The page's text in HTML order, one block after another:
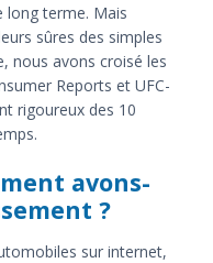
long terme. Mais
sûres des simples
nous avons croisé les
Reports et UFC-
rigoureux des 10
avons-
?
sur internet,